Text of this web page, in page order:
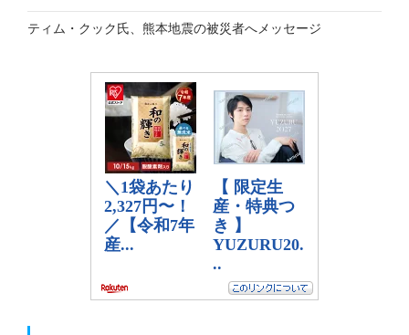
ティム・クック氏、熊本地震の被災者へメッセージ